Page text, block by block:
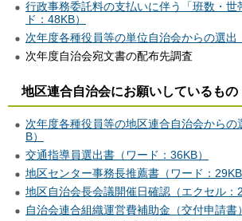
行政事務委託料の支払いに伴う「班数・世
ド：48KB）
次年度各種役員等の単位自治会からの選出
次年度自治会宛文書の配布先調査
地区連合自治会にお願いしているもの
次年度各種役員等の地区連合自治会からの
B）
交通指導員選出書（ワード：36KB）
地区センター事務長推薦書（ワード：29KB
地区自治会長会議開催日確認（エクセル：
自治会連合組織運営費補助金（交付申請書